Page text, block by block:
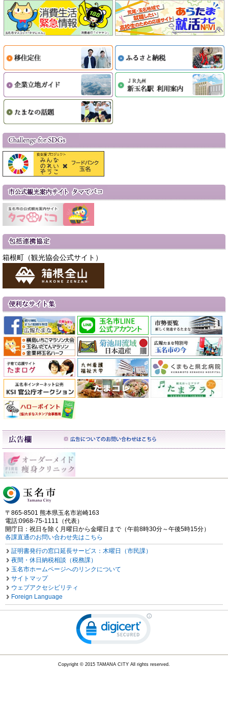
箱根町（観光協会公式サイト）
〒865-8501 熊本県玉名市岩崎163
電話:0968-75-1111（代表）
開庁日：祝日を除く月曜日から金曜日まで（午前8時30分～午後5時15分）
各課直通のお問い合わせ先はこちら
証明書発行の窓口延長サービス：木曜日（市民課）
夜間・休日納税相談（税務課）
玉名市ホームページへのリンクについて
サイトマップ
ウェブアクセシビリティ
Foreign Language
Copyright © 2015 TAMANA CITY All rights reserved.